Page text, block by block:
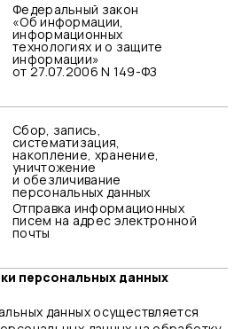
Федеральный закон
«Об информации,
информационных
технологиях и о защите
информации»
от 27.07.2006 N 149-ФЗ
Сбор, запись,
систематизация,
накопление, хранение,
уничтожение
и обезличивание
персональных данных
Отправка информационных
писем на адрес электронной
почты
персональных данных
данных осуществляется